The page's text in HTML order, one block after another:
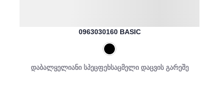
0963030160 BASIC
დაბალყელიანი სპეცფეხსაცმელი დაცვის გარეშე